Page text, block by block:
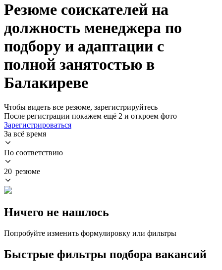
Резюме соискателей на
должность менеджера по
подбору и адаптации с
полной занятостью в
Балакиреве
Чтобы видеть все резюме, зарегистрируйтесь
После регистрации покажем ещё 2 и откроем фото
Зарегистрироваться
За всё время
По соответствию
20 резюме
Ничего не нашлось
Попробуйте изменить формулировку или фильтры
Быстрые фильтры подбора вакансий